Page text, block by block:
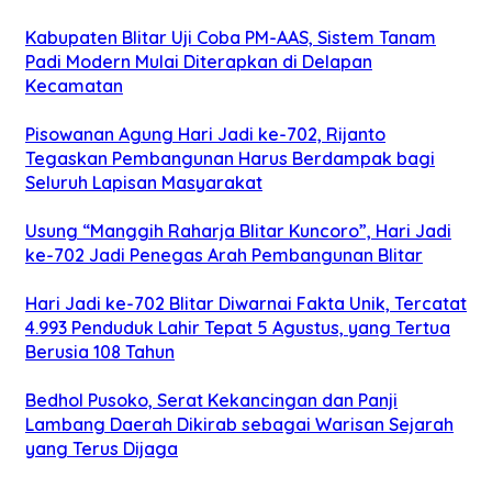
Kabupaten Blitar Uji Coba PM-AAS, Sistem Tanam
Padi Modern Mulai Diterapkan di Delapan
Kecamatan
Pisowanan Agung Hari Jadi ke-702, Rijanto
Tegaskan Pembangunan Harus Berdampak bagi
Seluruh Lapisan Masyarakat
Usung “Manggih Raharja Blitar Kuncoro”, Hari Jadi
ke-702 Jadi Penegas Arah Pembangunan Blitar
Hari Jadi ke-702 Blitar Diwarnai Fakta Unik, Tercatat
4.993 Penduduk Lahir Tepat 5 Agustus, yang Tertua
Berusia 108 Tahun
Bedhol Pusoko, Serat Kekancingan dan Panji
Lambang Daerah Dikirab sebagai Warisan Sejarah
yang Terus Dijaga